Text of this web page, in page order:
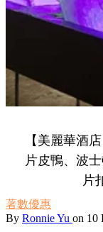
【美麗華酒
片皮鴨、波
片
著數優惠
By Ronnie Yu on 10